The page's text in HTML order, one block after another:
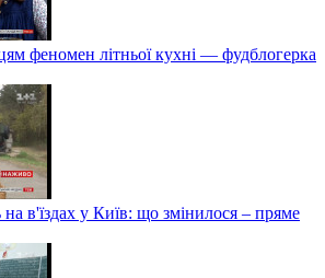
феномен літньої кухні — фудблогерка
в'їздах у Київ: що змінилося – пряме